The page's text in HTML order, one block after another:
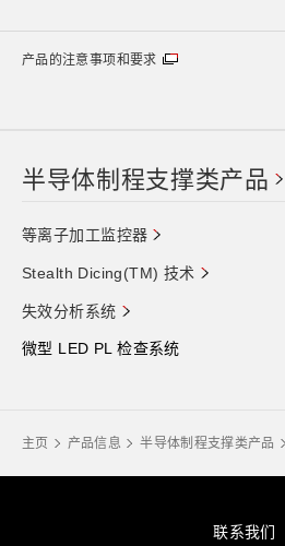
产品的注意事项和要求
半导体制程支撑类产品
等离子加工监控器
Stealth Dicing(TM) 技术
失效分析系统
微型 LED PL 检查系统
主页 产品信息 半导体制程支撑类产品
联系我们